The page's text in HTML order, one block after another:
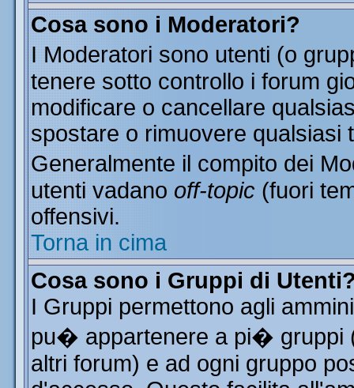
Cosa sono i Moderatori?
I Moderatori sono utenti (o
tenere sotto controllo i forum
modificare o cancellare
spostare o rimuovere qualsiasi
Generalmente il compito dei
utenti vadano off-topic (fuori
offensivi.
Torna in cima
Cosa sono i Gruppi di
I Gruppi permettono agli
pu� appartenere a pi� gruppi
altri forum) e ad ogni gruppo